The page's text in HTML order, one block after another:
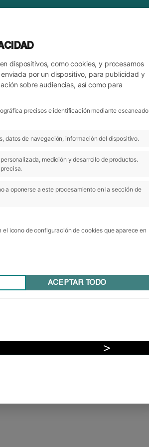
ARCHIVO CATEGORÍAS
dispositivos, como cookies, y procesamos
por un dispositivo, para publicidad y
sobre audiencias, así como para
precisos e identificación mediante escaneado
datos de navegación, información del dispositivo.
medición y desarrollo de productos.
a oponerse a este procesamiento en la sección de
icono de configuración de cookies que aparece en
ACEPTAR TODO